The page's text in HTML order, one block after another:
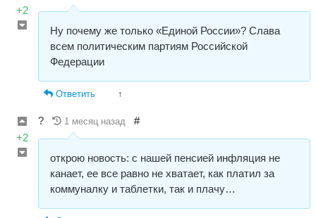
+2
Ну почему же только «Единой России»? Слава
всем политическим партиям Российской
Федерации
Ответить ↑
+2
? 1 месяц назад #
открою новость: с нашей пенсией инфляция не
канает, ее все равно не хватает, как платил за
коммуналку и таблетки, так и плачу…